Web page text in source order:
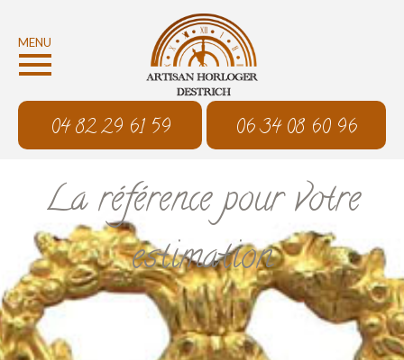
MENU
04 82 29 61 59 06 34 08 60 96
La référence pour votre
estimation